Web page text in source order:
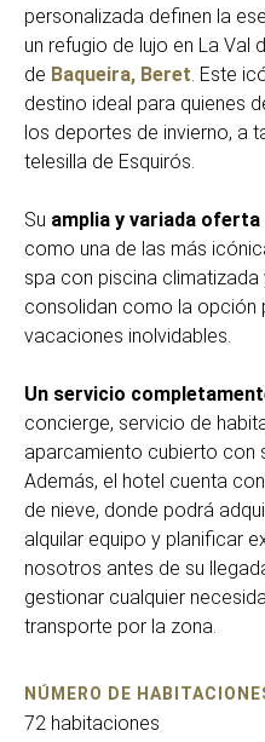
personalizada definen la
un refugio de lujo en La Val
de Baqueira, Beret. Este
destino ideal para quienes
los deportes de invierno, a
telesilla de Esquirós.
Su amplia y variada
como una de las más
spa con piscina
consolidan como la opción
vacaciones inolvidables.
Un servicio
concierge, servicio de
aparcamiento cubierto con
Además, el hotel cuenta
de nieve, donde podrá
alquilar equipo y planificar
nosotros antes de su
gestionar cualquier
transporte por la zona.
NÚMERO DE
72 habitaciones